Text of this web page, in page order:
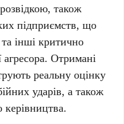
також
підприємств, що
інші критично
Отримані
реальну оцінку
ударів, а також
керівництва.